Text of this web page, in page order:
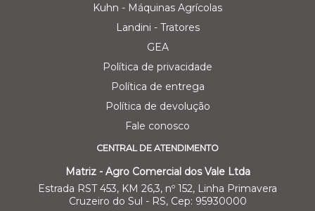
Kuhn - Máquinas Agrícolas
Landini - Tratores
GEA
Política de privacidade
Política de entrega
Política de devolução
Fale conosco
CENTRAL DE ATENDIMENTO
Matriz - Agro Comercial dos Vale Ltda
Estrada RST 453, KM 26,3, nº 152, Linha Primavera
Cruzeiro do Sul - RS, Cep: 95930000